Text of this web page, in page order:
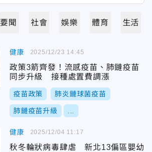
要聞 社會 娛樂 體育 生活
健康
政策3箭齊發！流感疫苗、肺鏈疫苗
同步升級 接種處置費調漲
疫苗政策 肺炎鏈球菌疫苗
肺鏈疫苗升級
2025/12/23 14:45
健康
秋冬輪狀病毒肆虐 新北13偏區嬰幼
2025/12/04 11:17